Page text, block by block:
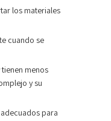
los materiales
cuando se
menos
y su
para